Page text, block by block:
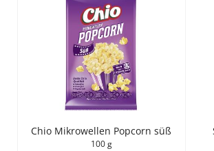
Chio Mikrowellen Popcorn süß
100 g